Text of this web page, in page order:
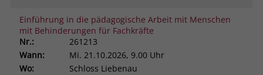
Einführung in die pädagogische Arbeit mit Menschen
mit Behinderungen für Fachkräfte
Nr.:
261213
Wann:
Mi. 21.10.2026, 9.00 Uhr
Wo:
Schloss Liebenau